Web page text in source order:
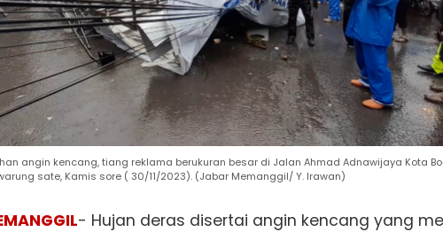
angin kencang, tiang reklama berukuran besar di Jalan Ahmad Adnawijaya Kota
sate, Kamis sore ( 30/11/2023). (Jabar Memanggil/ Y. Irawan)
- Hujan deras disertai angin kencang yang